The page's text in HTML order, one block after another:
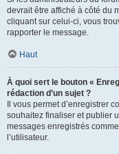
devrait être affiché à côté du
cliquant sur celui-ci, vous
rapporter le message.
Haut
À quoi sert le bouton «
rédaction d’un sujet ?
Il vous permet d’enregistrer
souhaitez finaliser et publier
messages enregistrés
l’utilisateur.